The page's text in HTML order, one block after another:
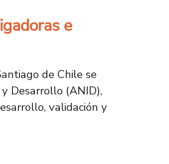
e
de Chile se
Desarrollo (ANID),
validación y